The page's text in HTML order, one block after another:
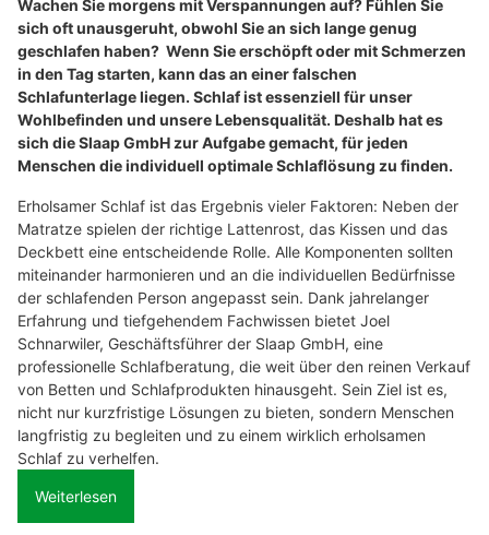
Wachen Sie morgens mit Verspannungen auf? Fühlen Sie
sich oft unausgeruht, obwohl Sie an sich lange genug
geschlafen haben? Wenn Sie erschöpft oder mit Schmerzen
in den Tag starten, kann das an einer falschen
Schlafunterlage liegen. Schlaf ist essenziell für unser
Wohlbefinden und unsere Lebensqualität. Deshalb hat es
sich die Slaap GmbH zur Aufgabe gemacht, für jeden
Menschen die individuell optimale Schlaflösung zu finden.
Erholsamer Schlaf ist das Ergebnis vieler Faktoren: Neben der
Matratze spielen der richtige Lattenrost, das Kissen und das
Deckbett eine entscheidende Rolle. Alle Komponenten sollten
miteinander harmonieren und an die individuellen Bedürfnisse
der schlafenden Person angepasst sein. Dank jahrelanger
Erfahrung und tiefgehendem Fachwissen bietet Joel
Schnarwiler, Geschäftsführer der Slaap GmbH, eine
professionelle Schlafberatung, die weit über den reinen Verkauf
von Betten und Schlafprodukten hinausgeht. Sein Ziel ist es,
nicht nur kurzfristige Lösungen zu bieten, sondern Menschen
langfristig zu begleiten und zu einem wirklich erholsamen
Schlaf zu verhelfen.
Weiterlesen